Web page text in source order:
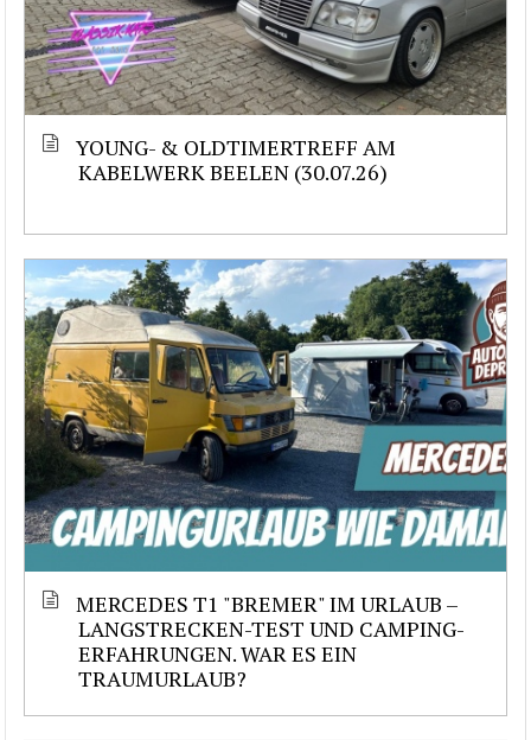
YOUNG- & OLDTIMERTREFF AM
KABELWERK BEELEN (30.07.26)
MERCEDES T1 "BREMER" IM URLAUB –
LANGSTRECKEN-TEST UND CAMPING-
ERFAHRUNGEN. WAR ES EIN
TRAUMURLAUB?